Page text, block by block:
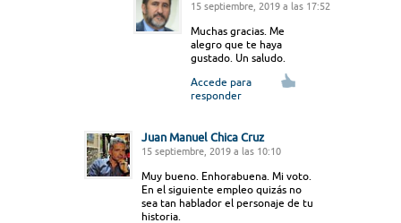
15 septiembre, 2019 a las 17:52
Muchas gracias. Me
alegro que te haya
gustado. Un saludo.
Accede para
responder
Juan Manuel Chica Cruz
15 septiembre, 2019 a las 10:10
Muy bueno. Enhorabuena. Mi voto.
En el siguiente empleo quizás no
sea tan hablador el personaje de tu
historia.